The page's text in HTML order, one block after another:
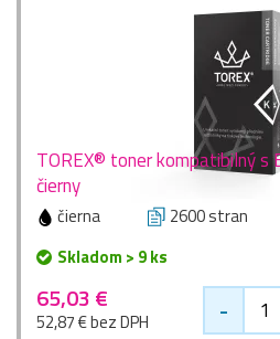
TOREX® toner kompatibilný
čierny
čierna 2600 stran
Skladom > 9 ks
65,03 €
52,87 € bez DPH -